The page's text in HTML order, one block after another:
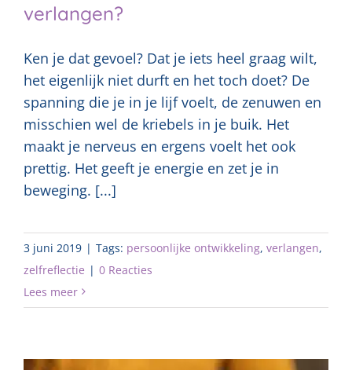
verlangen?
Ken je dat gevoel? Dat je iets heel graag wilt,
het eigenlijk niet durft en het toch doet? De
spanning die je in je lijf voelt, de zenuwen en
misschien wel de kriebels in je buik. Het
maakt je nerveus en ergens voelt het ook
prettig. Het geeft je energie en zet je in
beweging. [...]
3 juni 2019 | Tags: persoonlijke ontwikkeling, verlangen,
zelfreflectie | 0 Reacties
Lees meer